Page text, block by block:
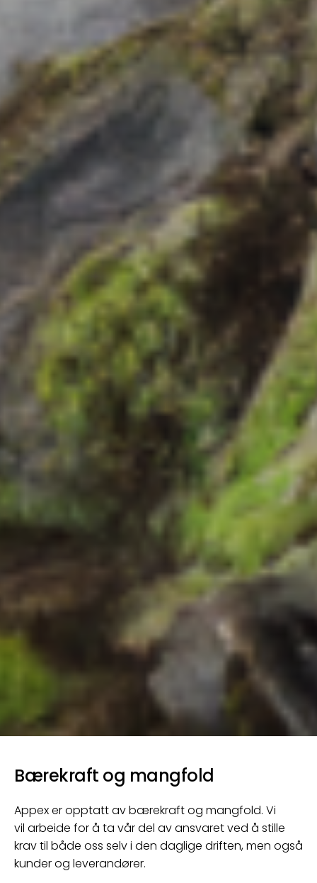
Bærekraft og mangfold
Appex er opptatt av bærekraft og mangfold. Vi
vil arbeide for å ta vår del av ansvaret ved å stille
krav til både oss selv i den daglige driften, men også
kunder og leverandører.